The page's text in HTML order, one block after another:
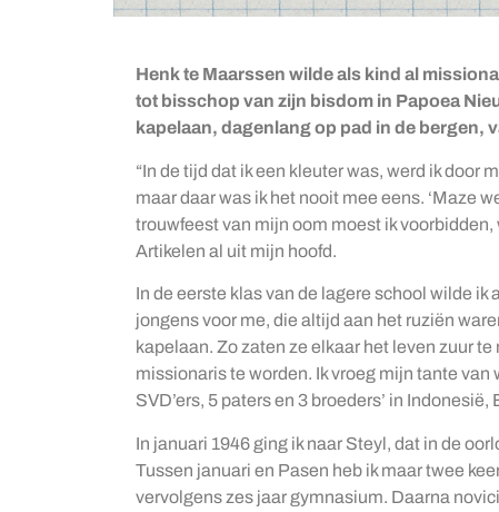
Henk te Maarssen wilde als kind al
tot bisschop van zijn bisdom in Papoea
kapelaan, dagenlang op pad in de bergen,
“In de tijd dat ik een kleuter was, werd ik door
maar daar was ik het nooit mee eens. ‘Maze
trouwfeest van mijn oom moest ik voorbidden,
Artikelen al uit mijn hoofd.
In de eerste klas van de lagere school wilde
jongens voor me, die altijd aan het ruziën
kapelaan. Zo zaten ze elkaar het leven zuur
missionaris te worden. Ik vroeg mijn tante van
SVD’ers, 5 paters en 3 broeders’ in
In januari 1946 ging ik naar Steyl, dat in de
Tussen januari en Pasen heb ik maar twee
vervolgens zes jaar gymnasium. Daarna